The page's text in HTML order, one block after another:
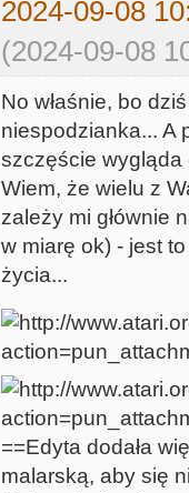
2024-09-08
(2024-09-08
No właśnie, bo
niespodzianka... A
szczęście wygląda
Wiem, że wielu z
zależy mi głównie
w miarę ok) - jest
życia...
==Edyta dodała
malarską, aby się